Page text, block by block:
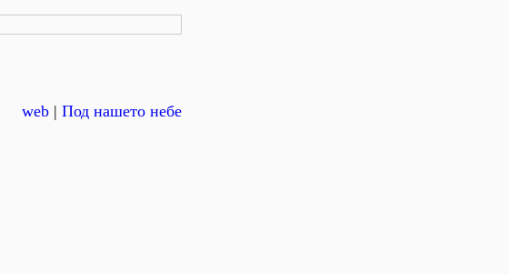
web | Под нашето небе